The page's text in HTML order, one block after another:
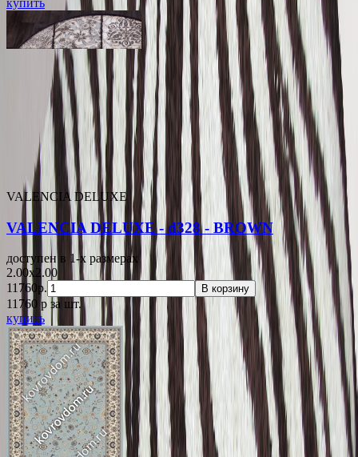
VALENCIA DELUXE
VALENCIA DELUXE - d328 - BROWN
доступен в 1-x размерах
2.00x2.00
11760р.
В корзину
11760 p за шт.
купить